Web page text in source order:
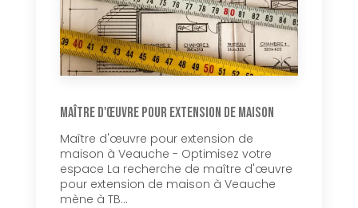
Maître d'œuvre pour extension de maison
Maître d'œuvre pour extension de
maison à Veauche - Optimisez votre
espace La recherche de maître d'œuvre
pour extension de maison à Veauche
mène à TB...